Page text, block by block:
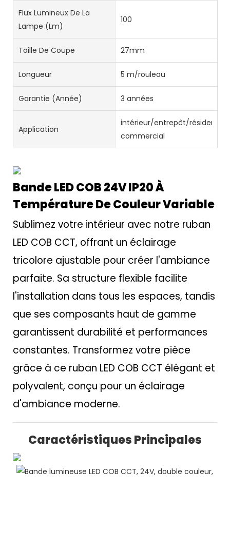
Flux Lumineux De La
Lampe (lm)
100
Taille De Coupe 27mm
Longueur 5 m/rouleau
Garantie (année) 3 années
Application
intérieur/entrepôt/
commercial
Bande LED COB 24V IP20 À
Température De Couleur Variable
Sublimez votre intérieur avec notre ruban
LED COB CCT, offrant un éclairage
tricolore ajustable pour créer l'ambiance
parfaite. Sa structure flexible facilite
l'installation dans tous les espaces, tandis
que ses composants haut de gamme
garantissent durabilité et performances
constantes. Transformez votre pièce
grâce à ce ruban LED COB CCT élégant et
polyvalent, conçu pour un éclairage
d'ambiance moderne.
Caractéristiques Principales